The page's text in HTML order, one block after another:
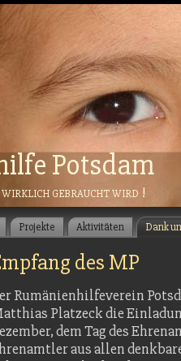
Potsdam
wirklich gebraucht wird !
Projekte Aktivitäten Dank
des MP
Rumänienhilfeverein
Platzeck die
dem Tag des
aus allen